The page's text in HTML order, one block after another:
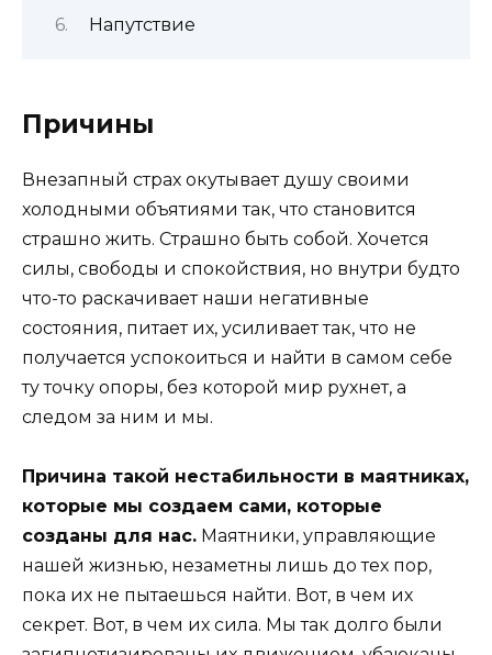
Напутствие
Причины
Внезапный страх окутывает душу своими
холодными объятиями так, что становится
страшно жить. Страшно быть собой. Хочется
силы, свободы и спокойствия, но внутри будто
что-то раскачивает наши негативные
состояния, питает их, усиливает так, что не
получается успокоиться и найти в самом себе
ту точку опоры, без которой мир рухнет, а
следом за ним и мы.
Причина такой нестабильности в маятниках,
которые мы создаем сами, которые
созданы для нас. Маятники, управляющие
нашей жизнью, незаметны лишь до тех пор,
пока их не пытаешься найти. Вот, в чем их
секрет. Вот, в чем их сила. Мы так долго были